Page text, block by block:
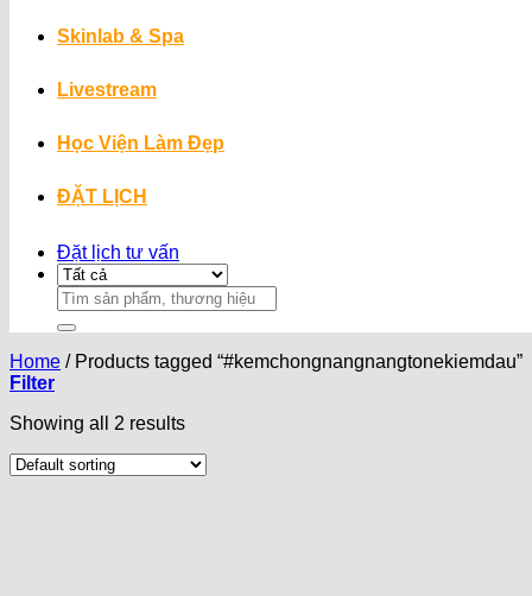
Skinlab & Spa
Livestream
Học Viện Làm Đẹp
ĐẶT LỊCH
Đặt lịch tư vấn
Search
for:
Home /Products tagged “#kemchongnangnangtonekiemdau”
Filter
Showing all 2 results